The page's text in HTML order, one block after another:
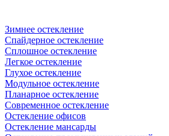
Зимнее остекление
Спайдерное остекление
Сплошное остекление
Легкое остекление
Глухое остекление
Модульное остекление
Планарное остекление
Современное остекление
Остекление офисов
Остекление мансарды